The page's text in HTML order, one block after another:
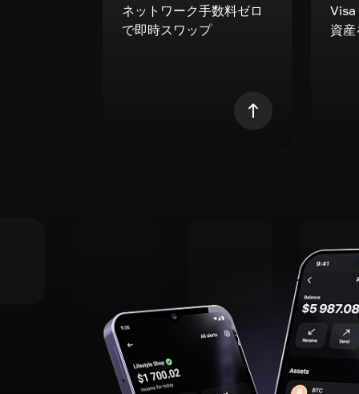
ネットワーク手数料ゼロ
で即時スワップ
資